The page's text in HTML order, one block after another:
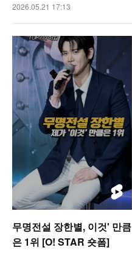
2026.05.21 17:13
무명전설 장한별, 이것' 만큼
은 1위 [O! STAR 숏폼]